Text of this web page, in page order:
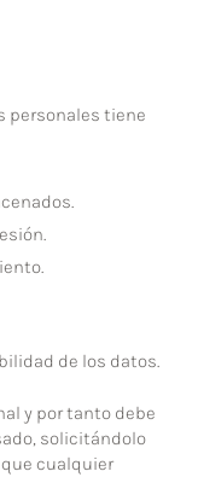
personales tiene
de los datos.
y por tanto debe
solicitándolo
cualquier